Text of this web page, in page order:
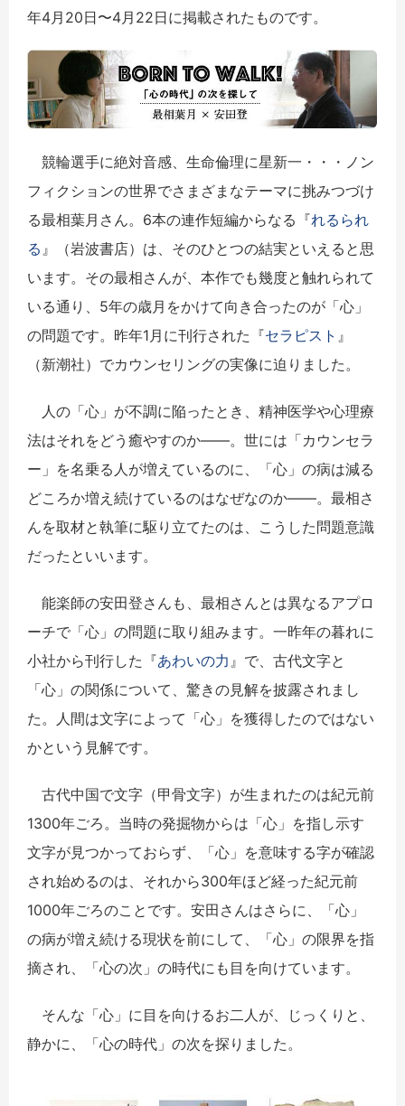
年4月20日〜4月22日に掲載されたものです。
競輪選手に絶対音感、生命倫理に星新一・・・ノン
フィクションの世界でさまざまなテーマに挑みつづけ
る最相葉月さん。6本の連作短編からなる『れるられ
る 』（岩波書店）は、そのひとつの結実といえると思
います。その最相さんが、本作でも幾度と触れられて
いる通り、5年の歳月をかけて向き合ったのが「心」
の問題です。昨年1月に刊行された『セラピスト 』
（新潮社）でカウンセリングの実像に迫りました。
人の「心」が不調に陥ったとき、精神医学や心理療
法はそれをどう癒やすのか――。世には「カウンセラ
ー」を名乗る人が増えているのに、「心」の病は減る
どころか増え続けているのはなぜなのか――。最相さ
んを取材と執筆に駆り立てたのは、こうした問題意識
だったといいます。
能楽師の安田登さんも、最相さんとは異なるアプロ
ーチで「心」の問題に取り組みます。一昨年の暮れに
小社から刊行した『あわいの力 』で、古代文字と
「心」の関係について、驚きの見解を披露されまし
た。人間は文字によって「心」を獲得したのではない
かという見解です。
古代中国で文字（甲骨文字）が生まれたのは紀元前
1300年ごろ。当時の発掘物からは「心」を指し示す
文字が見つかっておらず、「心」を意味する字が確認
され始めるのは、それから300年ほど経った紀元前
1000年ごろのことです。安田さんはさらに、「心」
の病が増え続ける現状を前にして、「心」の限界を指
摘され、「心の次」の時代にも目を向けています。
そんな「心」に目を向けるお二人が、じっくりと、
静かに、「心の時代」の次を探りました。